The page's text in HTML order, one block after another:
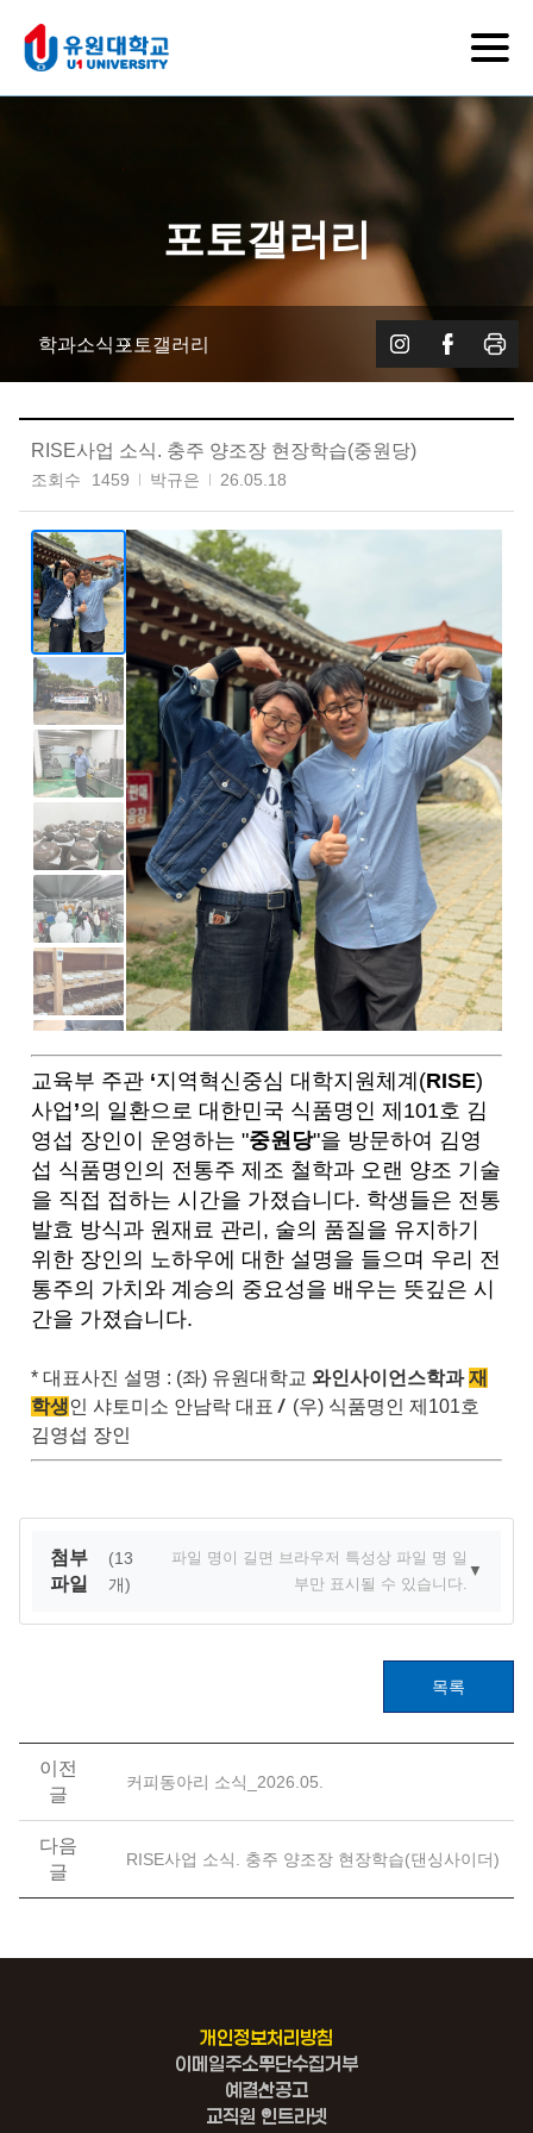
포토갤러리
학과소식 포토갤러리
RISE사업 소식. 충주 양조장 현장학습(중원당)
조회수 1459 박규은 26.05.18
교육부 주관 ‘지역혁신중심 대학지원체계(RISE)
사업 ’의 일환으로 대한민국 식품명인 제101호 김
영섭 장인이 운영하는 "중원당"을 방문하여 김영
섭 식품명인의 전통주 제조 철학과 오랜 양조 기술
을 직접 접하는 시간을 가졌습니다. 학생들은 전통
발효 방식과 원재료 관리, 술의 품질을 유지하기
위한 장인의 노하우에 대한 설명을 들으며 우리 전
통주의 가치와 계승의 중요성을 배우는 뜻깊은 시
간을 가졌습니다.
* 대표사진 설명 : (좌) 유원대학교 와인사이언스학과재
학생인 샤토미소 안남락 대표 / (우) 식품명인 제101호
김영섭 장인
첨부
파일
(13
개)
파일 명이 길면 브라우저 특성상 파일 명 일
부만 표시될 수 있습니다.
▼
목록
이전
글
커피동아리 소식_2026.05.
다음
글
RISE사업 소식. 충주 양조장 현장학습(댄싱사이더)
개인정보처리방침
이메일주소무단수집거부
예결산공고
교직원 인트라넷